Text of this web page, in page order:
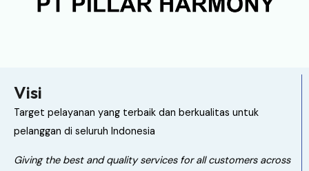
Visi
Target pelayanan yang terbaik dan berkualitas untuk
pelanggan di seluruh Indonesia
Giving the best and quality services for all customers across